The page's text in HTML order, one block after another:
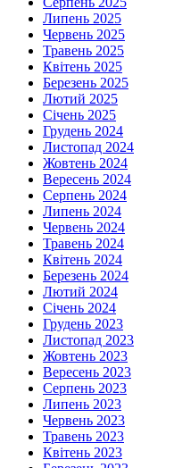
Липень 2025
Червень 2025
Травень 2025
Квітень 2025
Березень 2025
Лютий 2025
Січень 2025
Грудень 2024
Листопад 2024
Жовтень 2024
Вересень 2024
Серпень 2024
Липень 2024
Червень 2024
Травень 2024
Квітень 2024
Березень 2024
Лютий 2024
Січень 2024
Грудень 2023
Листопад 2023
Жовтень 2023
Вересень 2023
Серпень 2023
Липень 2023
Червень 2023
Травень 2023
Квітень 2023